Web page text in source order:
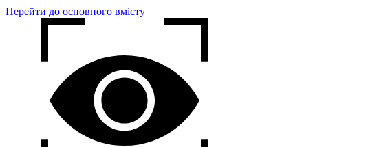
Перейти до основного вмісту